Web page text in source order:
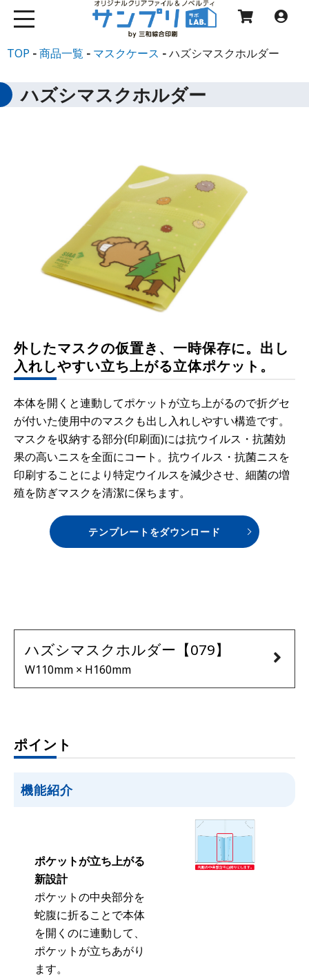
TOP 商品一覧 マスクケース ハズシマスクホルダー
ハズシマスクホルダー
外したマスクの仮置き、一時保存に。出し
入れしやすい立ち上がる立体ポケット。
本体を開くと連動してポケットが立ち上がるので折グセ
が付いた使用中のマスクも出し入れしやすい構造です。
マスクを収納する部分(印刷面)には抗ウイルス・抗菌効
果の高いニスを全面にコート。抗ウイルス・抗菌ニスを
印刷することにより特定ウイルスを減少させ、細菌の増
殖を防ぎマスクを清潔に保ちます。
テンプレートをダウンロード
ハズシマスクホルダー【079】
W110mm × H160mm
ポイント
機能紹介
ポケットが立ち上がる
新設計
ポケットの中央部分を
蛇腹に折ることで本体
を開くのに連動して、
ポケットが立ちあがり
ます。